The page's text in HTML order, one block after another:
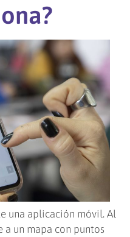
una aplicación móvil. Al
a un mapa con puntos